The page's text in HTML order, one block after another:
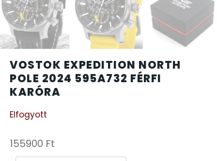
VOSTOK EXPEDITION NORTH
POLE 2024 595A732 FÉRFI
KARÓRA
Elfogyott
155900 Ft
DOXA
ESPRIT
FALIÓRÁK